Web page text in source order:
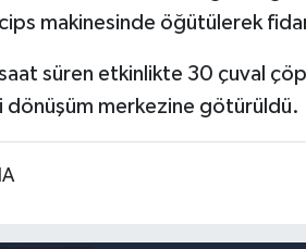
makinesinde öğütülerek
saat süren etkinlikte 30 çuval
dönüşüm merkezine götürüldü.